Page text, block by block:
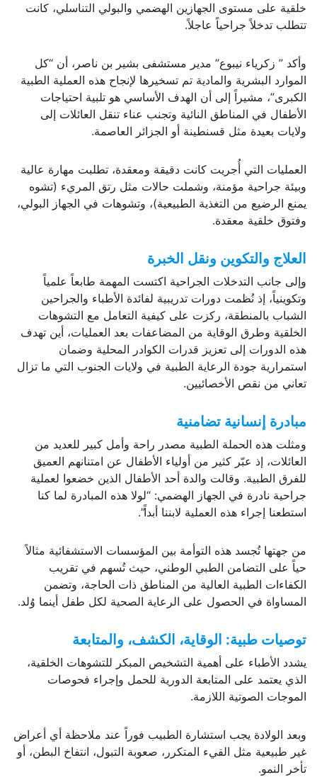
خلقية على مستوى الجهازين الهضمي والبولي التناسلي، كانت
تتطلب تدخلاً جراحياً عاجلاً.
وأكد ” زكرياء نيبوع” مدير مستشفى بشير بن ناصر، أن “كل
الموارد البشرية والمادية تم تسخيرها لإنجاح هذه العملية الطبية
الكبرى”، مشيراً إلى أن الهدف الأساسي هو تلبية احتياجات
الأطفال في المناطق النائية وتجنب عناء تنقل العائلات إلى
ولايات بعيدة مثل قسنطينة أو الجزائر العاصمة.
العمليات التي أُجريت كانت دقيقة ومعقدة، تطلبت مهارة عالية
وبيئة جراحية مؤمنة، وشملت حالات مثل رتق المريء (تشوه
يمنع الرضيع من التغذية الطبيعية)، وتشوهات في الجهاز البولي،
وفتوق خلقية معقدة.
العلاج والتكوين ونقل الخبرة
وإلى جانب التدخلات الجراحية اكتست المهمة طابعاً علمياً
وتكوينياً، إذ نُظمت دورات تدريبية لفائدة الأطباء والجراحين
الشباب بالمنطقة، ركزت على كيفية التعامل مع التشوهات
الخلقية وطرق الوقاية من المضاعفات بعد العمليات، أين تهدف
هذه الدورات إلى تعزيز قدرات الكوادر المحلية وضمان
استمرارية جودة الرعاية الطبية في ولايات الجنوب التي ما تزال
تعاني من نقص الأخصائيين.
مبادرة إنسانية تضامنية
ومثلت هذه الحملة الطبية مصدر راحة وأمل كبير للعديد من
العائلات، إذ عبّر كثير من أولياء الأطفال عن امتنانهم العميق
للفرق الطبية. وقالت والدة أحد الأطفال الذين خضعوا لعملية
جراحية نادرة في الجهاز الهضمي: “لولا هذه المبادرة لما كنا
استطعنا إجراء هذه العملية لابننا أبداً”.
من جهتها تُجسد هذه التوأمة بين المؤسسات الاستشفائية مثالاً
حياً على التضامن الطبي الوطني، حيث تُسهم في تقريب
الكفاءات الطبية العالية من المناطق ذات الحاجة، وتضمن
المساواة في الحصول على الرعاية الصحية لكل طفل أينما وُلد.
توصيات طبية: الوقاية، الكشف، والمتابعة
يشدد الأطباء على أهمية التشخيص المبكر للتشوهات الخلقية،
الذي يعتمد على المتابعة الدورية للحمل وإجراء فحوصات
الموجات الصوتية اللازمة.
وبعد الولادة يجب استشارة الطبيب فوراً عند ملاحظة أي أعراض
غير طبيعية مثل القيء المتكرر، صعوبة التبول، انتفاخ البطن، أو
تأخر النمو.